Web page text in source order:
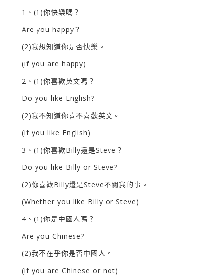
1、(1)你快樂嗎？
Are you happy？
(2)我想知道你是否快樂。
(if you are happy)
2、(1)你喜歡英文嗎？
Do you like English?
(2)我不知道你喜不喜歡英文。
(if you like English)
3、(1)你喜歡Billy還是Steve？
Do you like Billy or Steve?
(2)你喜歡Billy還是Steve不關我的事。
(Whether you like Billy or Steve)
4、(1)你是中國人嗎？
Are you Chinese?
(2)我不在乎你是否中國人。
(if you are Chinese or not)